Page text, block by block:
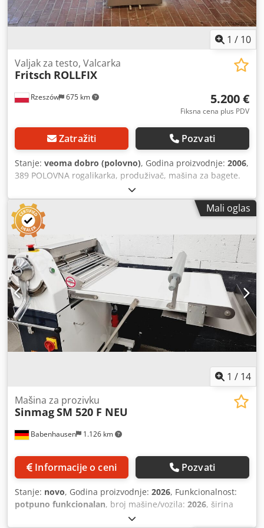
1 / 10
Rzeszów 675 km
Valjak za testo, Valcarka
Fritsch ROLLFIX
5.200 €
Fiksna cena plus PDV
Zatražiti Pozvati
Stanje: veoma dobro (polovno), Godina proizvodnje: 2006,
389 POLOVNA rogalikarka, produživač, mašina za bagete.
SPOLJNE DIMENZIJE (u cm): - visina: 135, Djdpfsy Uvxfex
Alnock - širina: 295, - dužina: 125, - levo krilo: 135/65, -
desno krilo: 141/65. Uređaj spreman za pregled nalazi se u
našem magacinu (36-068 Bachórz, Poljska). Dostupne
dodatne usluge uz nadoknadu: remont / transport /
montaža / puštanje u rad. Navedena cena je neto.
PRIČAMO ENGLESKI, NEMAČKI, FRANCUSKI, RUSKI,
UKRAJINSKI.
Mali oglas
1 / 14
Babenhausen 1.126 km
Mašina za prozivku
SinmagSM 520 F NEU
Informacije o ceni Pozvati
Stanje: novo, Godina proizvodnje: 2026, Funkcionalnost:
potpuno funkcionalan, broj mašine/vozila: 2026, širina
, trajanje garancije: